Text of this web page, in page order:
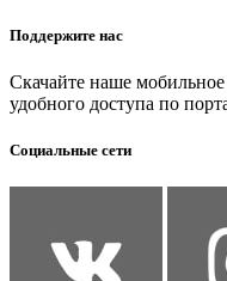
Поддержите нас
Скачайте наше
удобного доступа по
Социальные сети